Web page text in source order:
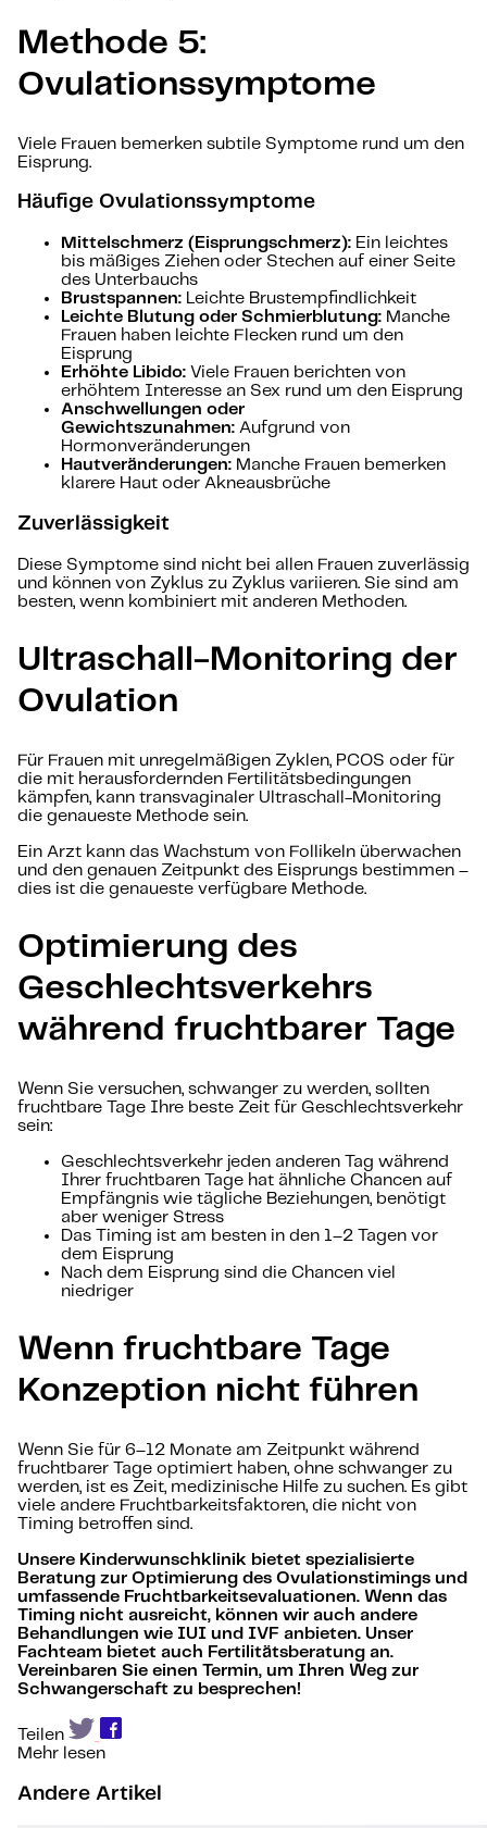
Methode 5:
Ovulationssymptome
Viele Frauen bemerken subtile Symptome rund um den
Eisprung.
Häufige Ovulationssymptome
Mittelschmerz (Eisprungschmerz): Ein leichtes
bis mäßiges Ziehen oder Stechen auf einer Seite
des Unterbauchs
Brustspannen: Leichte Brustempfindlichkeit
Leichte Blutung oder Schmierblutung: Manche
Frauen haben leichte Flecken rund um den
Eisprung
Erhöhte Libido: Viele Frauen berichten von
erhöhtem Interesse an Sex rund um den Eisprung
Anschwellungen oder
Gewichtszunahmen: Aufgrund von
Hormonveränderungen
Hautveränderungen: Manche Frauen bemerken
klarere Haut oder Akneausbrüche
Zuverlässigkeit
Diese Symptome sind nicht bei allen Frauen zuverlässig
und können von Zyklus zu Zyklus variieren. Sie sind am
besten, wenn kombiniert mit anderen Methoden.
Ultraschall-Monitoring der
Ovulation
Für Frauen mit unregelmäßigen Zyklen, PCOS oder für
die mit herausfordernden Fertilitätsbedingungen
kämpfen, kann transvaginaler Ultraschall-Monitoring
die genaueste Methode sein.
Ein Arzt kann das Wachstum von Follikeln überwachen
und den genauen Zeitpunkt des Eisprungs bestimmen –
dies ist die genaueste verfügbare Methode.
Optimierung des
Geschlechtsverkehrs
während fruchtbarer Tage
Wenn Sie versuchen, schwanger zu werden, sollten
fruchtbare Tage Ihre beste Zeit für Geschlechtsverkehr
sein:
Geschlechtsverkehr jeden anderen Tag während
Ihrer fruchtbaren Tage hat ähnliche Chancen auf
Empfängnis wie tägliche Beziehungen, benötigt
aber weniger Stress
Das Timing ist am besten in den 1–2 Tagen vor
dem Eisprung
Nach dem Eisprung sind die Chancen viel
niedriger
Wenn fruchtbare Tage
Konzeption nicht führen
Wenn Sie für 6–12 Monate am Zeitpunkt während
fruchtbarer Tage optimiert haben, ohne schwanger zu
werden, ist es Zeit, medizinische Hilfe zu suchen. Es gibt
viele andere Fruchtbarkeitsfaktoren, die nicht von
Timing betroffen sind.
Unsere Kinderwunschklinik bietet spezialisierte
Beratung zur Optimierung des Ovulationstimings und
umfassende Fruchtbarkeitsevaluationen. Wenn das
Timing nicht ausreicht, können wir auch andere
Behandlungen wie IUI und IVF anbieten. Unser
Fachteam bietet auch Fertilitätsberatung an.
Vereinbaren Sie einen Termin, um Ihren Weg zur
Schwangerschaft zu besprechen!
Teilen
Mehr lesen
Andere Artikel